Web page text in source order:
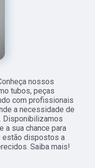
nossos
tubos, peças
com profissionais
a necessidade de
Disponibilizamos
a sua chance para
estão dispostos a
Saiba mais!